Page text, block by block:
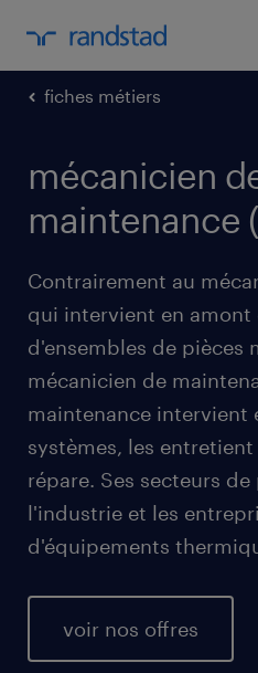
fiches métiers
mécanicien
maintenance
Contrairement au
qui intervient en amont
d'ensembles de pièces
mécanicien de
maintenance intervient
systèmes, les
répare. Ses secteurs
l'industrie et les
d'équipements
voir nos offres